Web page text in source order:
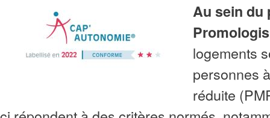
Au sein du
Promologis
logements
personnes
réduite